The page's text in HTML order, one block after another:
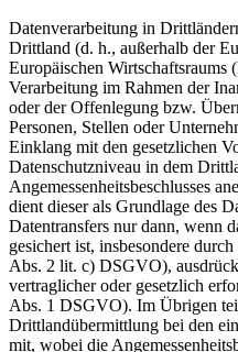
Datenverarbeitung in
Drittland (d. h., außerhalb der
Europäischen Wirtschaftsraums
Verarbeitung im Rahmen der
oder der Offenlegung bzw.
Personen, Stellen oder
Einklang mit den gesetzlichen
Datenschutzniveau in dem
Angemessenheitsbeschlusses
dient dieser als Grundlage des
Datentransfers nur dann, wenn
gesichert ist, insbesondere
Abs. 2 lit. c) DSGVO),
vertraglicher oder gesetzlich
Abs. 1 DSGVO). Im Übrigen
Drittlandübermittlung bei den
mit, wobei die